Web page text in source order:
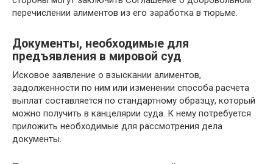
перечислении алиментов из его заработка в тюрьме.
Документы, необходимые для
предъявления в мировой суд
Исковое заявление о взыскании алиментов,
задолженности по ним или изменении способа расчета
выплат составляется по стандартному образцу, который
можно получить в канцелярии суда. К нему потребуется
приложить необходимые для рассмотрения дела
документы.